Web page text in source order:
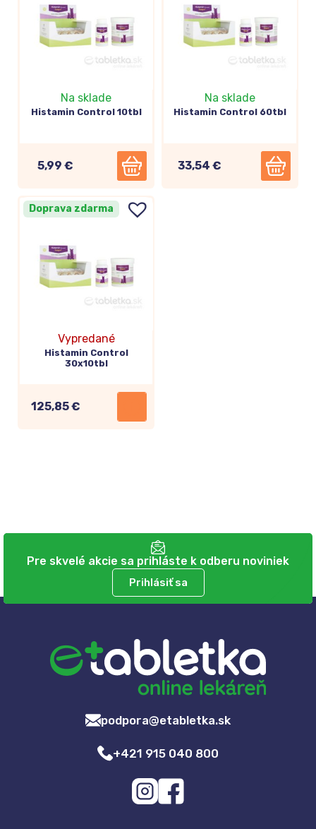
Na sklade
Histamin Control 10tbl
5,99 €
Na sklade
Histamin Control 60tbl
33,54 €
Doprava zdarma
Vypredané
Histamin Control
30x10tbl
125,85 €
Pre skvelé akcie sa prihláste k odberu noviniek
Prihlásiť sa
podpora@etabletka.sk
+421 915 040 800